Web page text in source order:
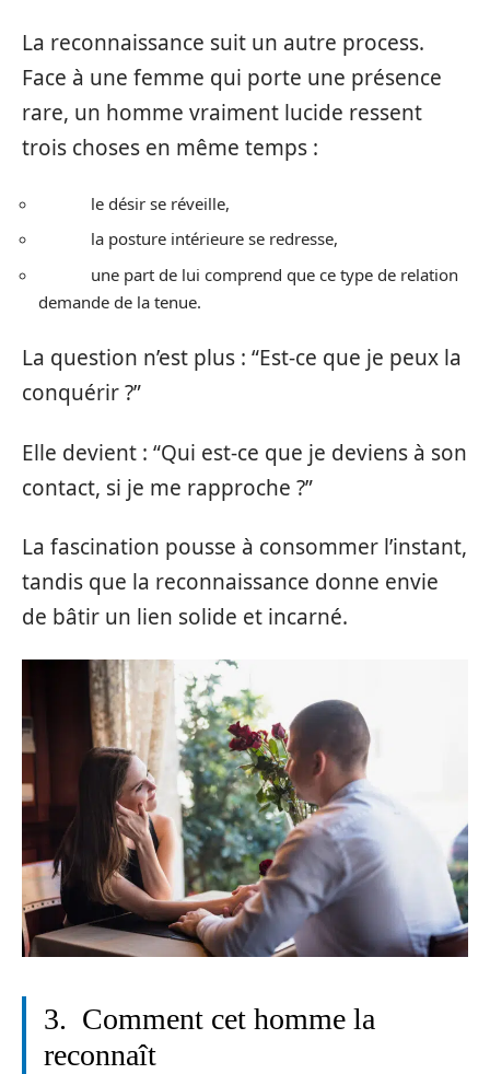
La reconnaissance suit un autre process.
Face à une femme qui porte une présence
rare, un homme vraiment lucide ressent
trois choses en même temps :
le désir se réveille,
la posture intérieure se redresse,
une part de lui comprend que ce type de relation
demande de la tenue.
La question n’est plus : “Est-ce que je peux la
conquérir ?”
Elle devient : “Qui est-ce que je deviens à son
contact, si je me rapproche ?”
La fascination pousse à consommer l’instant,
tandis que la reconnaissance donne envie
de bâtir un lien solide et incarné.
3. Comment cet homme la
reconnaît